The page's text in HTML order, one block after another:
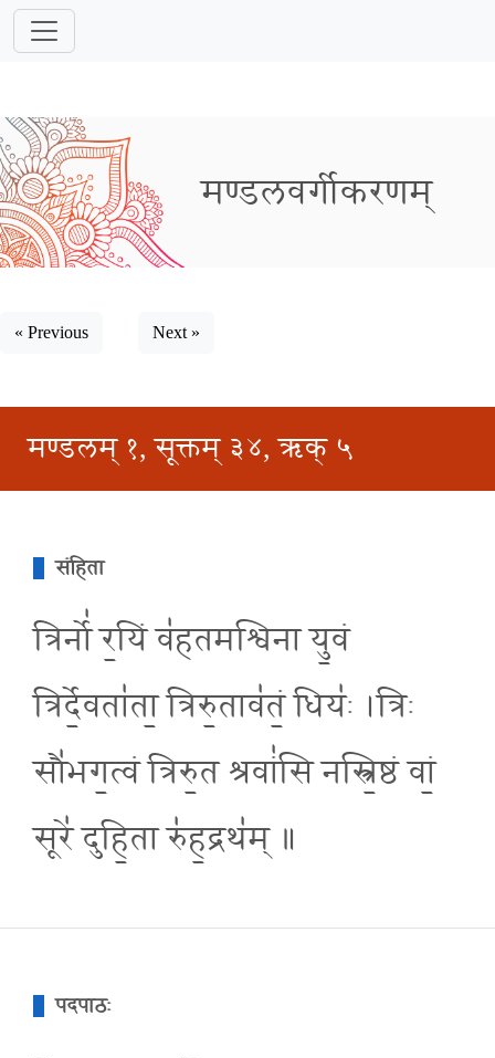
मण्डलवर्गीकरणम्
« Previous Next »
मण्डलम् १, सूक्तम् ३४, ऋक् ५
संहिता
त्रिर्नो॑ र॒यिं व॑हतमश्विना यु॒वं
त्रिर्दे॒वता॑ता॒ त्रिरु॒ताव॑तं॒ धियः॑ ।त्रिः
सौ॑भग॒त्वं त्रिरु॒त श्रवां॑सि नस्त्रि॒ष्ठं वां॒
सूरे॑ दुहि॒ता रु॑ह॒द्रथ॑म् ॥
पदपाठः